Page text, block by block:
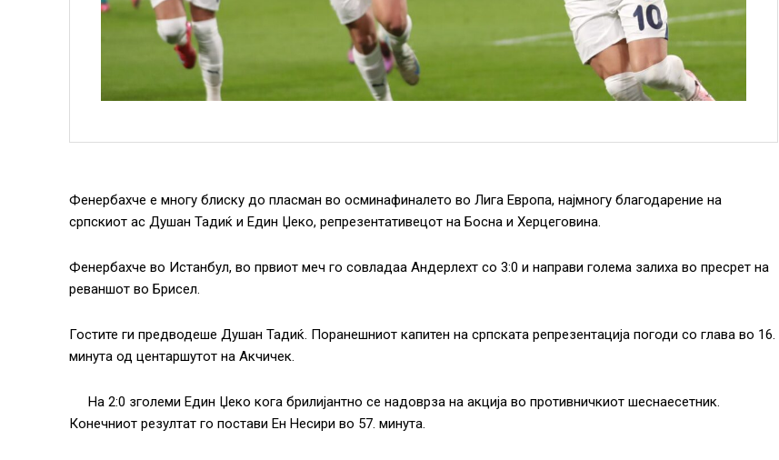
Фенербахче е многу блиску до пласман во осминафиналето во Лига Европа, најмногу благодарение на
српскиот ас Душан Тадиќ и Един Џеко, репрезентативецот на Босна и Херцеговина.
Фенербахче во Истанбул, во првиот меч го совладаа Андерлехт со 3:0 и направи голема залиха во пресрет на
реваншот во Брисел.
Гостите ги предводеше Душан Тадиќ. Поранешниот капитен на српската репрезентација погоди со глава во 16.
минута од центаршутот на Акчичек.
На 2:0 зголеми Един Џеко кога брилијантно се надоврза на акција во противничкиот шеснаесетник.
Конечниот резултат го постави Ен Несири во 57. минута.